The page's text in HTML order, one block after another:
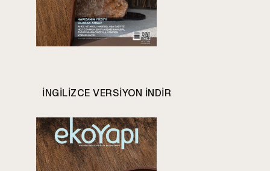
INGILIZCE VERSIYON INDIR